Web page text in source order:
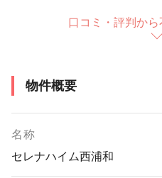
口コミ・評判か
物件概要
名称
セレナハイム西浦和